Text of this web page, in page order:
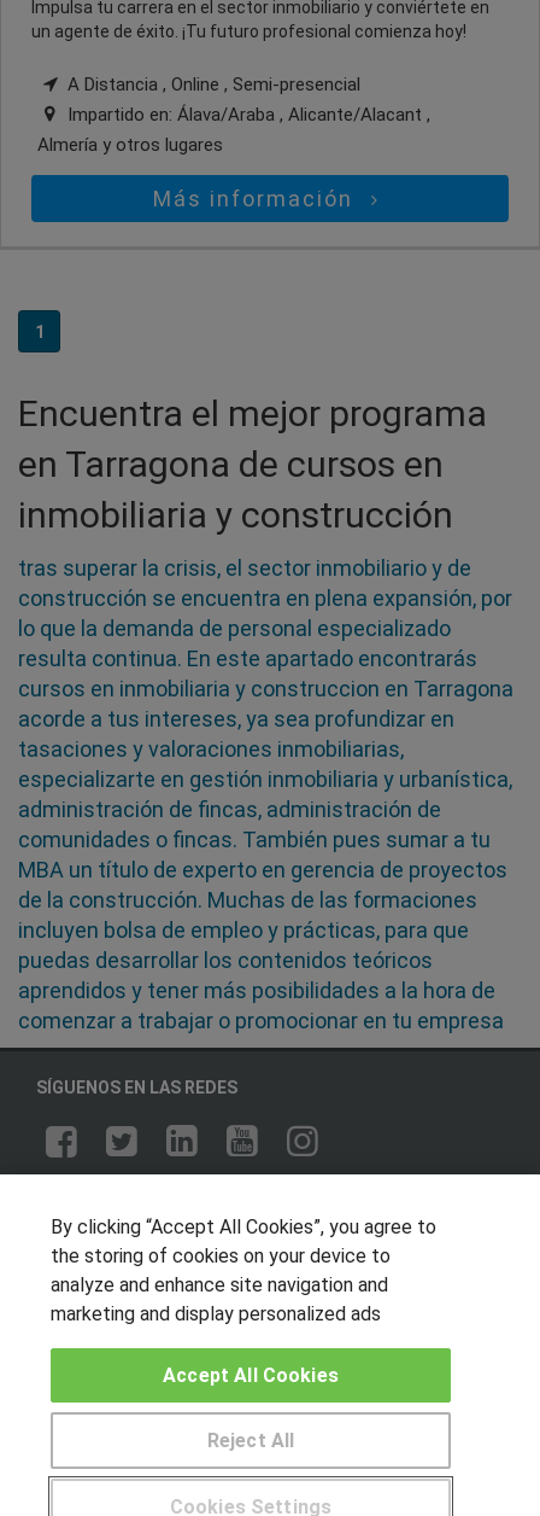
Impulsa tu carrera en el sector inmobiliario y conviértete en
un agente de éxito. ¡Tu futuro profesional comienza hoy!
A Distancia , Online , Semi-presencial
Impartido en: Álava/Araba , Alicante/Alacant ,
Almería y otros lugares
Más información
1
Encuentra el mejor programa
en Tarragona de cursos en
inmobiliaria y construcción
tras superar la crisis, el sector inmobiliario y de
construcción se encuentra en plena expansión, por
lo que la demanda de personal especializado
resulta continua. En este apartado encontrarás
cursos en inmobiliaria y construccion en Tarragona
acorde a tus intereses, ya sea profundizar en
tasaciones y valoraciones inmobiliarias,
especializarte en gestión inmobiliaria y urbanística,
administración de fincas, administración de
comunidades o fincas. También pues sumar a tu
MBA un título de experto en gerencia de proyectos
de la construcción. Muchas de las formaciones
incluyen bolsa de empleo y prácticas, para que
puedas desarrollar los contenidos teóricos
aprendidos y tener más posibilidades a la hora de
comenzar a trabajar o promocionar en tu empresa
SÍGUENOS EN LAS REDES
Muro de los idiomas
Hablemos de empleo
Locos por las becas
CENTROS DE FORMACIÓN
USUARIOS
By clicking “Accept All Cookies”, you agree to
the storing of cookies on your device to
analyze and enhance site navigation and
marketing and display personalized ads
Cookies Settings
Reject All
Accept All Cookies